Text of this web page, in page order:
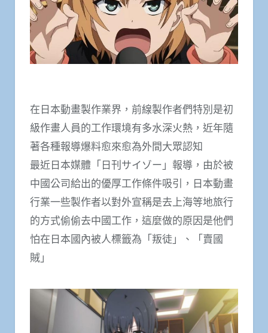
在日本動畫製作業界，前線製作者們特別是初
級作畫人員的工作環境有多水深火熱，近年隨
著各種報導爆料愈來愈為外間大眾認知
最近日本媒體「日刊サイゾー」報導，由於被
中國公司給出的優厚工作條件吸引，日本動畫
行業一些製作者以對外宣稱是去上海等地旅行
的方式偷偷去中國工作，這麼做的原因是他們
怕在日本國內被人標籤為「叛徒」、「賣國
賊」